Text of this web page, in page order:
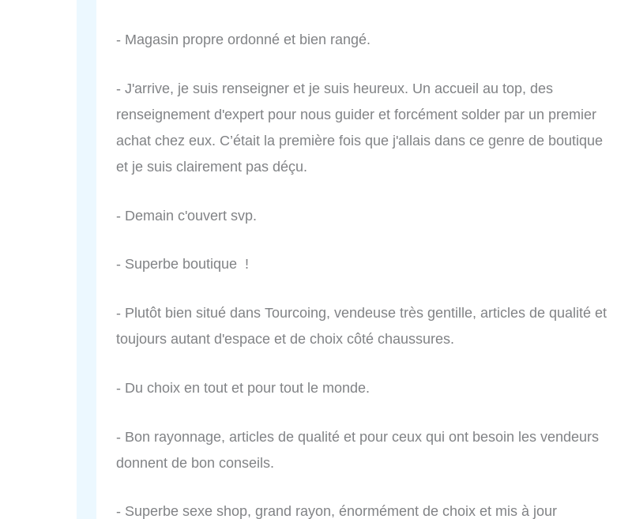
- Magasin propre ordonné et bien rangé.
- J'arrive, je suis renseigner et je suis heureux. Un accueil au top, des
renseignement d'expert pour nous guider et forcément solder par un premier
achat chez eux. C’était la première fois que j'allais dans ce genre de boutique
et je suis clairement pas déçu.
- Demain c'ouvert svp.
- Superbe boutique !
- Plutôt bien situé dans Tourcoing, vendeuse très gentille, articles de qualité et
toujours autant d'espace et de choix côté chaussures.
- Du choix en tout et pour tout le monde.
- Bon rayonnage, articles de qualité et pour ceux qui ont besoin les vendeurs
donnent de bon conseils.
- Superbe sexe shop, grand rayon, énormément de choix et mis à jour